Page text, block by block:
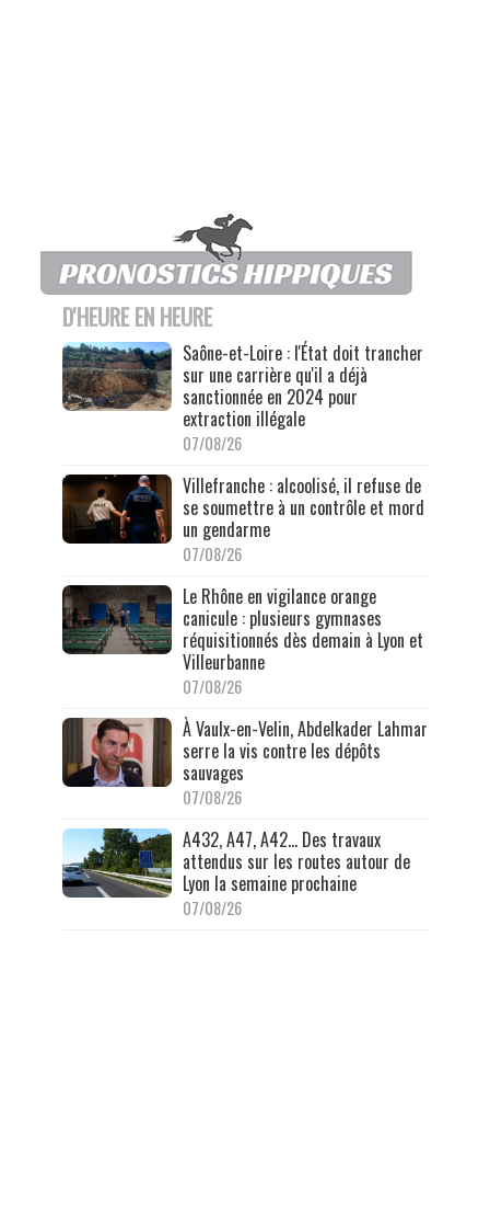
D'HEURE EN HEURE
Saône-et-Loire : l'État doit trancher
sur une carrière qu'il a déjà
sanctionnée en 2024 pour
extraction illégale
07/08/26
Villefranche : alcoolisé, il refuse de
se soumettre à un contrôle et mord
un gendarme
07/08/26
Le Rhône en vigilance orange
canicule : plusieurs gymnases
réquisitionnés dès demain à Lyon et
Villeurbanne
07/08/26
À Vaulx-en-Velin, Abdelkader Lahmar
serre la vis contre les dépôts
sauvages
07/08/26
A432, A47, A42… Des travaux
attendus sur les routes autour de
Lyon la semaine prochaine
07/08/26